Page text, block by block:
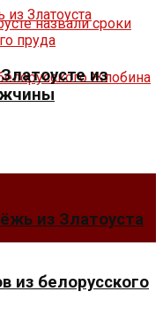
из Златоуста
из белорусского
из